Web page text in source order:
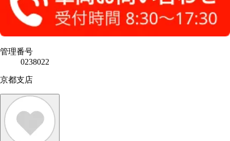
管理番号
0238022
京都支店